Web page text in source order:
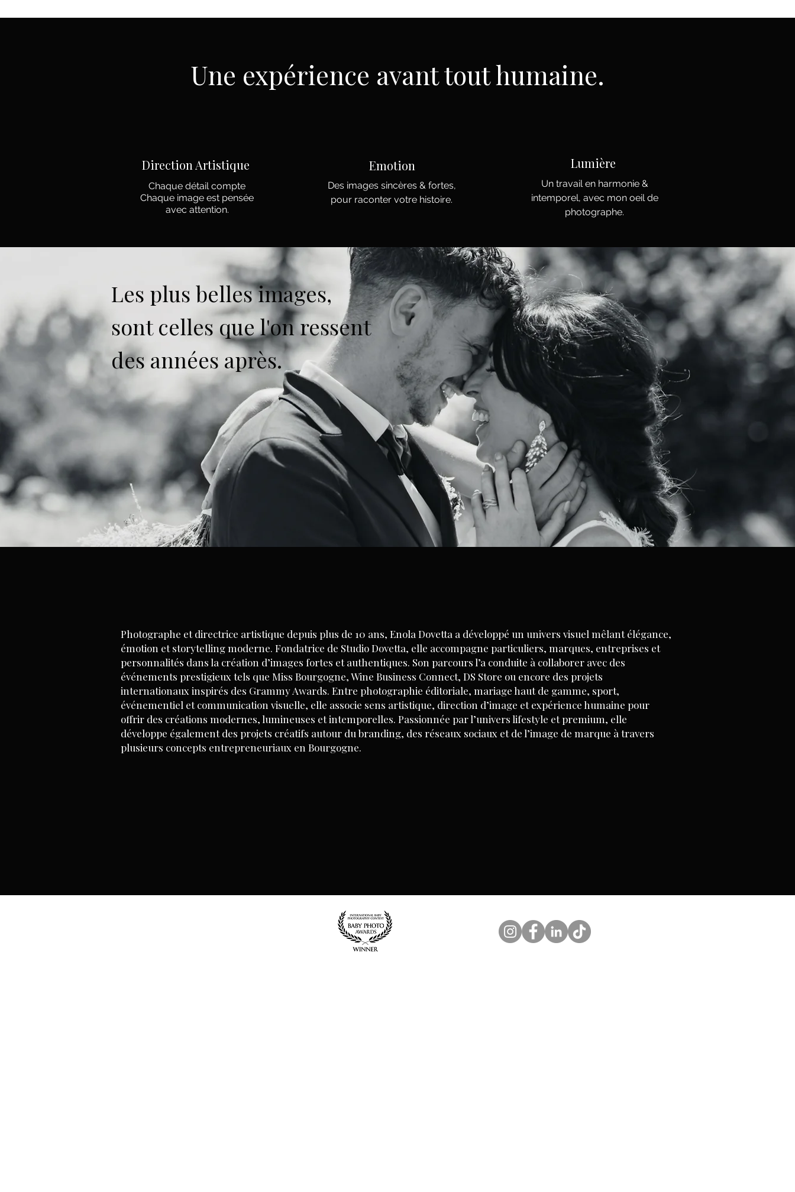
Une expérience avant tout humaine.
Direction Artistique
Chaque détail compte
Chaque image est pensée
avec attention.
Emotion
Des images sincères & fortes,
pour raconter votre histoire.
Lumière
Un travail en harmonie &
intemporel, avec mon oeil de
photographe.
Les plus belles images,
sont celles que l'on ressent
des années après.
Photographe et directrice artistique depuis plus de 10 ans, Enola Dovetta a développé un univers visuel mêlant élégance,
émotion et storytelling moderne. Fondatrice de Studio Dovetta, elle accompagne particuliers, marques, entreprises et
personnalités dans la création d’images fortes et authentiques. Son parcours l’a conduite à collaborer avec des
événements prestigieux tels que Miss Bourgogne, Wine Business Connect, DS Store ou encore des projets
internationaux inspirés des Grammy Awards. Entre photographie éditoriale, mariage haut de gamme, sport,
événementiel et communication visuelle, elle associe sens artistique, direction d’image et expérience humaine pour
offrir des créations modernes, lumineuses et intemporelles. Passionnée par l’univers lifestyle et premium, elle
développe également des projets créatifs autour du branding, des réseaux sociaux et de l’image de marque à travers
plusieurs concepts entrepreneuriaux en Bourgogne.